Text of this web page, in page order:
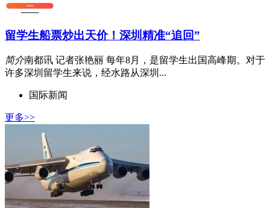
留学生船票炒出天价！深圳精准“追回”
简介南都讯 记者张艳丽 每年8月，是留学生出国高峰期。对于
许多深圳留学生来说，经水路从深圳...
国际新闻
更多>>